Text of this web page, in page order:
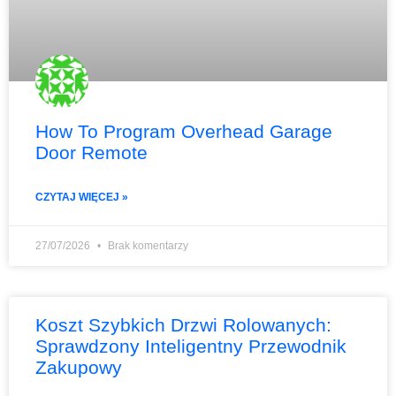
How To Program Overhead Garage
Door Remote
CZYTAJ WIĘCEJ »
27/07/2026 Brak komentarzy
Koszt Szybkich Drzwi Rolowanych:
Sprawdzony Inteligentny Przewodnik
Zakupowy